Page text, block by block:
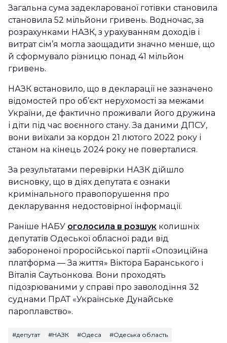
Загальна сума задекларованої готівки становила
становила 52 мільйони гривень. Водночас, за
розрахунками НАЗК, з урахуванням доходів і
витрат сім’я могла заощадити значно менше, що
й сформувало різницю понад 41 мільйон
гривень.
НАЗК встановило, що в декларації не зазначено
відомостей про об’єкт нерухомості за межами
України, де фактично проживали його дружина
і діти під час воєнного стану. За даними ДПСУ,
вони виїхали за кордон 21 лютого 2022 року і
станом на кінець 2024 року не поверталися.
За результатами перевірки НАЗК дійшло
висновку, що в діях депутата є ознаки
кримінального правопорушення про
декларування недостовірної інформації.
Раніше НАБУ оголосила в розшук колишніх
депутатів Одеської обласної ради від
забороненої проросійської партії «Опозиційна
платформа — За життя» Віктора Баранського і
Віталія Саутьонкова. Вони проходять
підозрюваними у справі про заволодіння 32
суднами ПрАТ «Українське Дунайське
пароплавство».
#депутат #НАЗК #Одеса #Одеська область